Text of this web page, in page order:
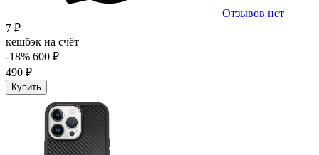
Отзывов нет
7 ₽
кешбэк на счёт
-18% 600 ₽
490 ₽
Купить